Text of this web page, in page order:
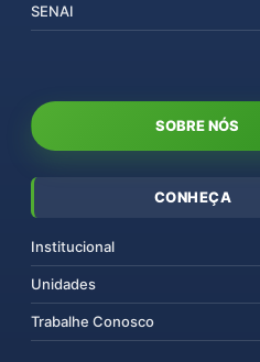
SENAI
SOBRE NÓS
CONHEÇA
Institucional
Unidades
Trabalhe Conosco